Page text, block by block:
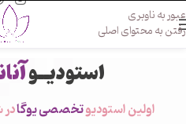
عبور به ناوبری
رفتن به محتوای اصلی
استودیــو
اولین استودیوتخصصی یوگا